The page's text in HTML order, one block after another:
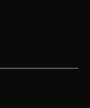
tab
tab